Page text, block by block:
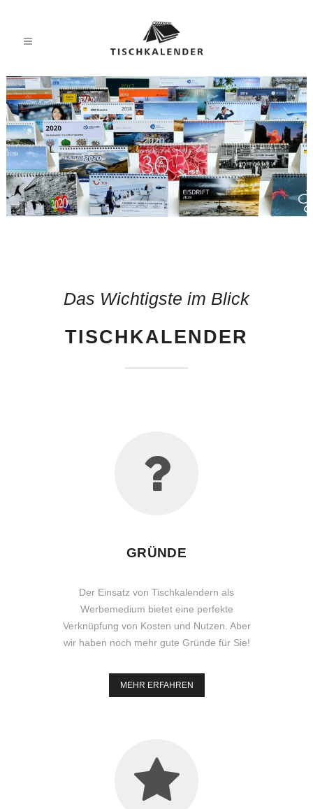
Das Wichtigste im Blick
TISCHKALENDER
GRÜNDE
Der Einsatz von Tischkalendern als
Werbemedium bietet eine perfekte
Verknüpfung von Kosten und Nutzen. Aber
wir haben noch mehr gute Gründe für Sie!
MEHR ERFAHREN